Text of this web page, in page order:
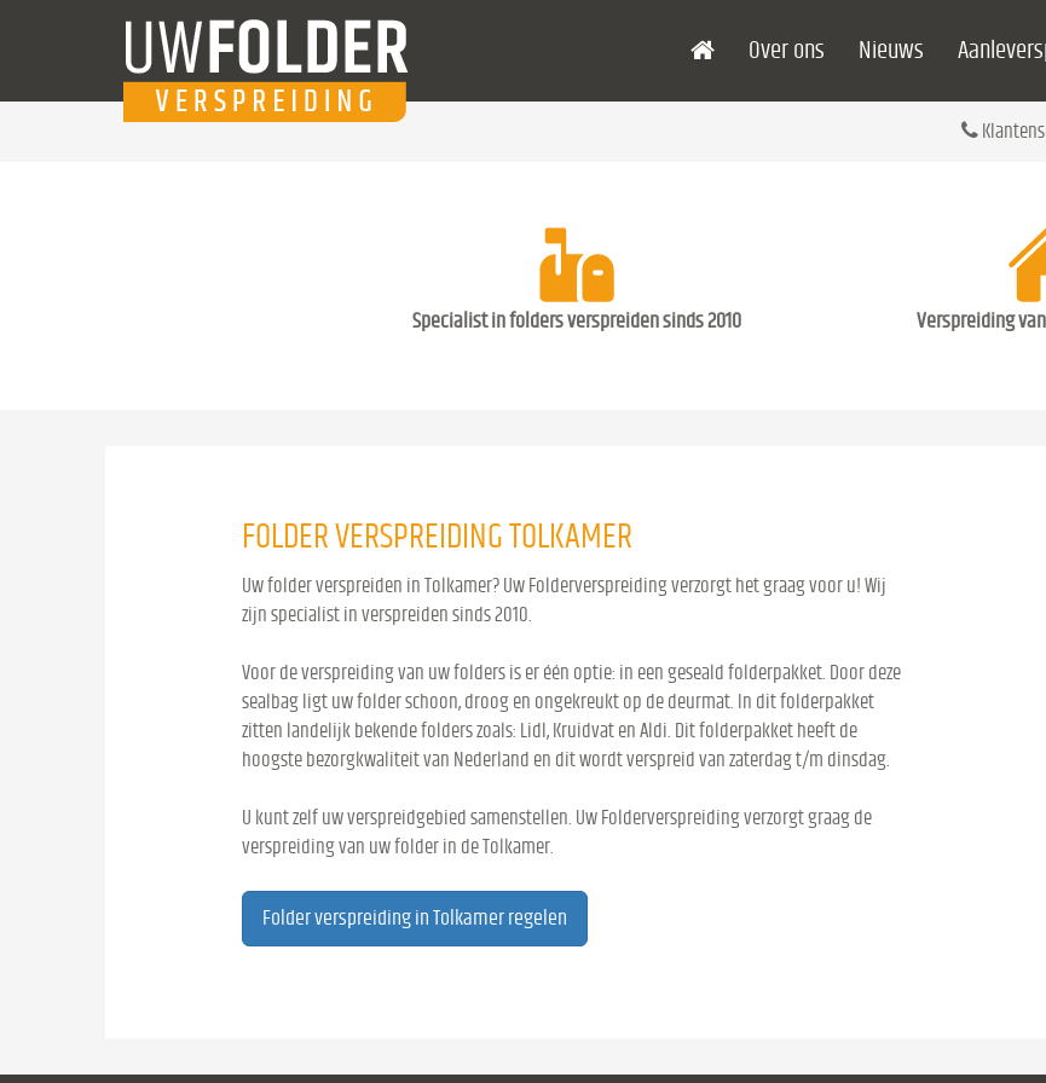
Over ons Nieuws
Specialist in folders verspreiden sinds 2010 Verspreiding
FOLDER VERSPREIDING TOLKAMER
Uw folder verspreiden in Tolkamer? Uw Folderverspreiding verzorgt het graag voor u! Wij
zijn specialist in verspreiden sinds 2010.
Voor de verspreiding van uw folders is er één optie: in een geseald folderpakket. Door deze
sealbag ligt uw folder schoon, droog en ongekreukt op de deurmat. In dit folderpakket
zitten landelijk bekende folders zoals: Lidl, Kruidvat en Aldi. Dit folderpakket heeft de
hoogste bezorgkwaliteit van Nederland en dit wordt verspreid van zaterdag t/m dinsdag.
U kunt zelf uw verspreidgebied samenstellen. Uw Folderverspreiding verzorgt graag de
verspreiding van uw folder in de Tolkamer.
Folder verspreiding in Tolkamer regelen